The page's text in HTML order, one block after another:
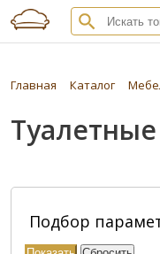
Главная Каталог
Подбор